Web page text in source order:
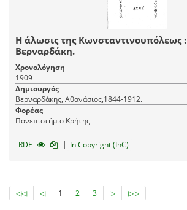
Η άλωσις της Κωνσταντινουπόλεως : 1453 / Α. Ν.
Βερναρδάκη.
Χρονολόγηση
1909
Δημιουργός
Βερναρδάκης, Αθανάσιος,1844-1912.
Φορέας
Πανεπιστήμιο Κρήτης
RDF | In Copyright (InC)
◁◁ ◁ 1 2 3 ▷ ▷▷